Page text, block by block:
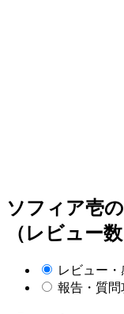
ソフィア壱
（レビュー数
レビュー
報告・質問